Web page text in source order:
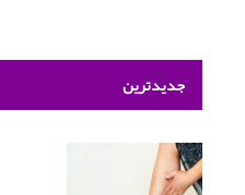
جدیدترین